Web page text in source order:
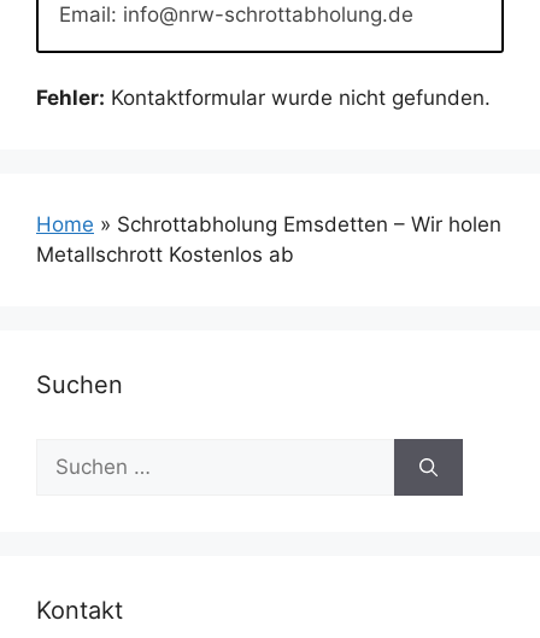
Email: info@nrw-schrottabholung.de
Fehler: Kontaktformular wurde nicht gefunden.
Home » Schrottabholung Emsdetten – Wir holen
Metallschrott Kostenlos ab
Suchen
Suchen
nach:
Kontakt